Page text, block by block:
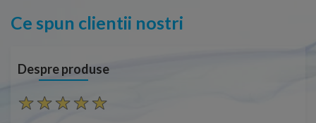
Ce spun clientii nostri
Despre produse